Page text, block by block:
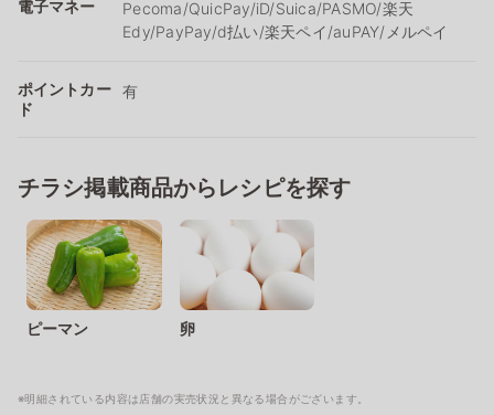
電子マネー
Pecoma/QuicPay/iD/Suica/PASMO/楽天
Edy/PayPay/d払い/楽天ペイ/auPAY/メルペイ
ポイントカー
ド
有
チラシ掲載商品からレシピを探す
ピーマン 卵
※明細されている内容は店舗の実売状況と異なる場合がございます。